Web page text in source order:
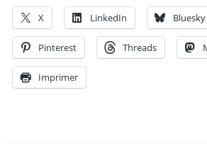
X LinkedIn Bluesky
Pinterest Threads
Imprimer